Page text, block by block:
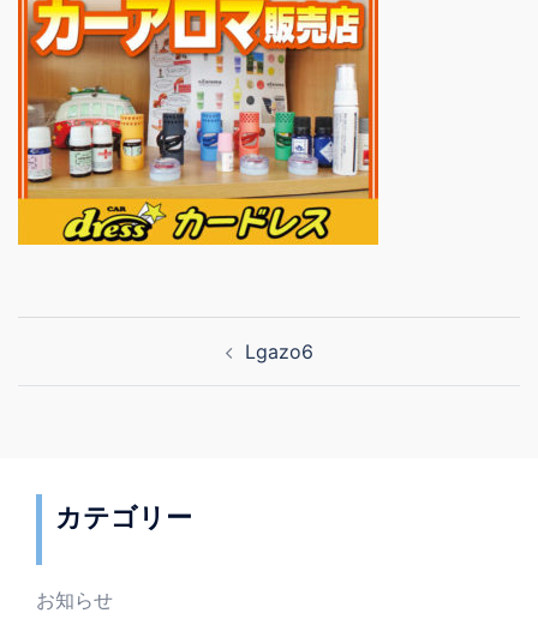
ー
ョ
ン
Lgazo6
カテゴリー
お知らせ